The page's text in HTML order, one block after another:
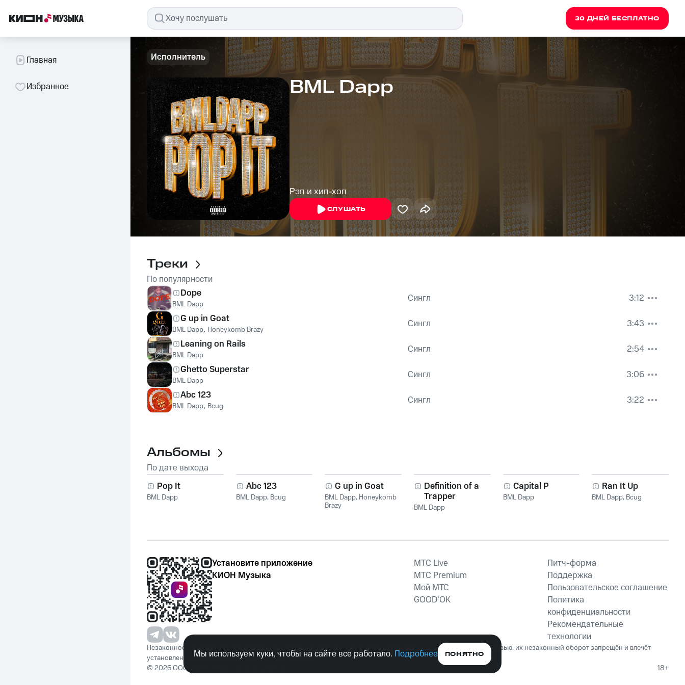
30 ДНЕЙ БЕСПЛАТНО
Главная
Избранное
Исполнитель
BML Dapp
Рэп и хип-хоп
СЛУШАТЬ
Треки
По популярности
Dope
BML Dapp Сингл
3:12
G up in Goat
BML Dapp, Honeykomb Brazy Сингл
3:43
Leaning on Rails
BML Dapp Сингл
2:54
Ghetto Superstar
BML Dapp Сингл
3:06
Abc 123
BML Dapp, Bcug Сингл 3:22
Альбомы
По дате выхода
Pop It
BML Dapp
Abc 123
BML Dapp, Bcug
G up in Goat
BML Dapp, Honeykomb
Brazy
Definition of a
Trapper
BML Dapp
Capital P
BML Dapp
Ran It Up
BML Dapp, Bcug
Установите приложение
КИОН Музыка
MTС Live
MTС Premium
Мой МТС
GOOD’OK
Питч-форма
Поддержка
Пользовательское соглашение
Политика
конфиденциальности
Рекомендательные
технологии
Незаконное потребление наркотических средств, психотропных веществ, их аналогов причиняет вред здоровью, их незаконный оборот запрещён и влечёт
установленную законодательством ответственность.
© 2026 ООО «КИОН». Все права защищены
18+
Мы используем куки, чтобы на сайте все работало. Подробнее ПОНЯТНО